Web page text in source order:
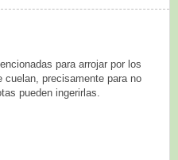
para arrojar por los
cuelan, precisamente para no
pueden ingerirlas.